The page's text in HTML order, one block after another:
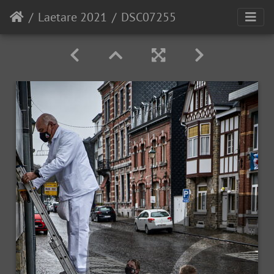
Laetare 2021 DSC07255